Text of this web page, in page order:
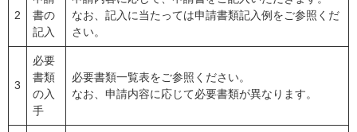
2
書の
記入
なお、記入に当たっては申請書類記入例をご参照くだ
さい。
3
必要
書類
の入
手
必要書類一覧表をご参照ください。
なお、申請内容に応じて必要書類が異なります。